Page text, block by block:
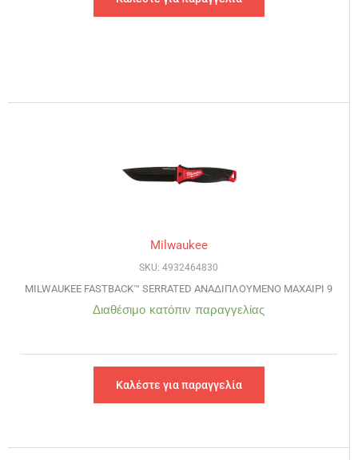
Milwaukee
SKU: 4932464830
MILWAUKEE FASTBACK™ SERRATED ΑΝΑΔΙΠΛΟΥΜΕΝΟ ΜΑΧΑΙΡΙ 9
Διαθέσιμο κατόπιν παραγγελίας
Καλέστε για παραγγελία